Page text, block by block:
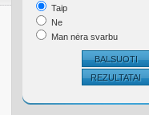
Taip
Ne
Man nėra svarbu
BALSUOTI
REZULTATAI